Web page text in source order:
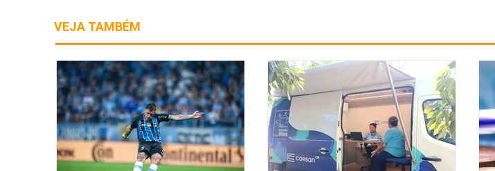
VEJA TAMBÉM